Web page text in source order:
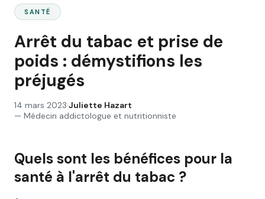
SANTÉ
Arrêt du tabac et prise de
poids : démystifions les
préjugés
14 mars 2023·Juliette Hazart
— Médecin addictologue et nutritionniste
Quels sont les bénéfices pour la
santé à l'arrêt du tabac ?